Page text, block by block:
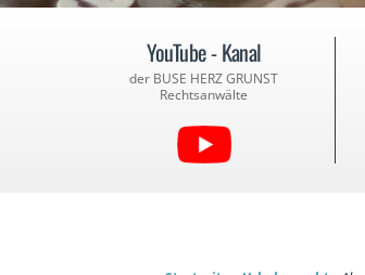
YouTube - Kanal
der BUSE HERZ GRUNST
Rechtsanwälte